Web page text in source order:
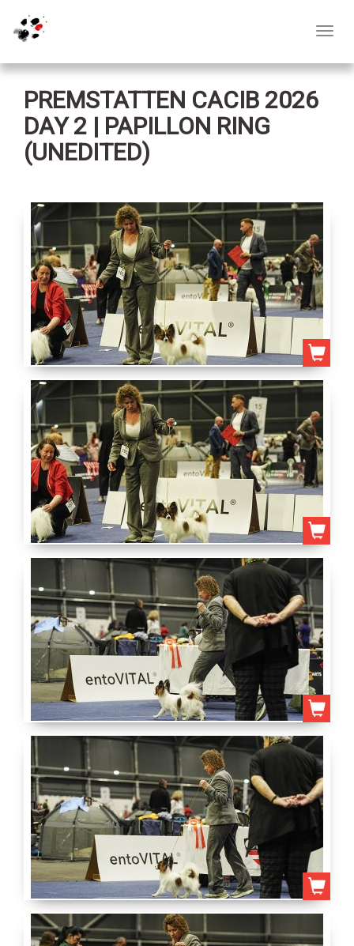
PREMSTATTEN CACIB 2026
DAY 2 | PAPILLON RING
(UNEDITED)